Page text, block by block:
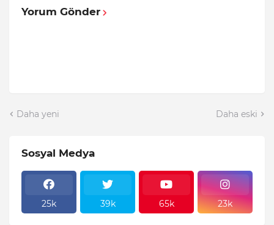
Yorum Gönder
Daha yeni Daha eski
Sosyal Medya
25k 39k 65k 23k